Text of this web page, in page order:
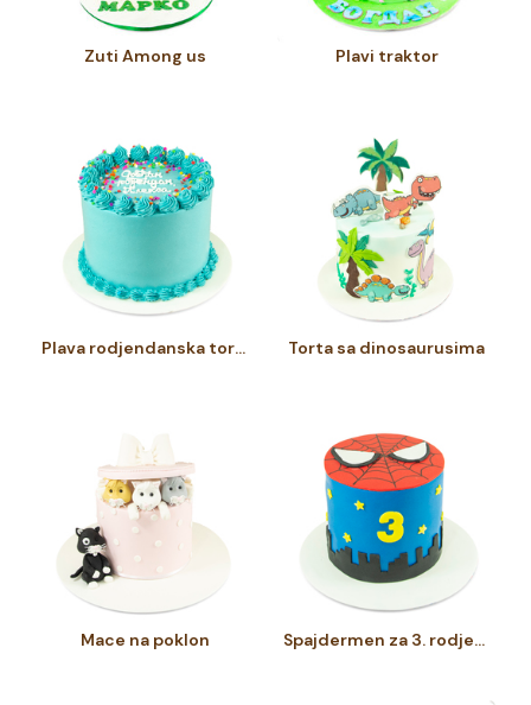
Zuti Among us Plavi traktor
Plava rodjendanska torta Torta sa dinosaurusima
Mace na poklon Spajdermen za 3. rodjendan